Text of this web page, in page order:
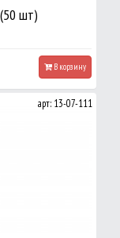
шт)
В корзину
арт: 13-07-111